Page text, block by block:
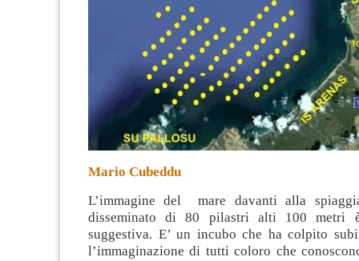
Mario Cubeddu
L’immagine del mare davanti alla
disseminato di 80 pilastri alti 100 metri
suggestiva. E’ un incubo che ha colpito
l’immaginazione di tutti coloro che